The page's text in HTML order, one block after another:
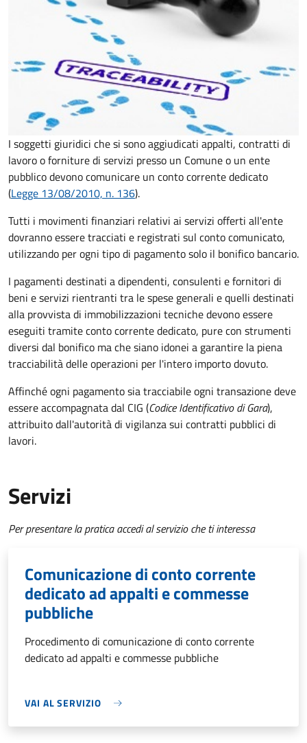
I soggetti giuridici che si sono aggiudicati appalti, contratti di
lavoro o forniture di servizi presso un Comune o un ente
pubblico devono comunicare un conto corrente dedicato
(Legge 13/08/2010, n. 136).
Tutti i movimenti finanziari relativi ai servizi offerti all'ente
dovranno essere tracciati e registrati sul conto comunicato,
utilizzando per ogni tipo di pagamento solo il bonifico bancario.
I pagamenti destinati a dipendenti, consulenti e fornitori di
beni e servizi rientranti tra le spese generali e quelli destinati
alla provvista di immobilizzazioni tecniche devono essere
eseguiti tramite conto corrente dedicato, pure con strumenti
diversi dal bonifico ma che siano idonei a garantire la piena
tracciabilità delle operazioni per l'intero importo dovuto.
Affinché ogni pagamento sia tracciabile ogni transazione deve
essere accompagnata dal CIG (Codice Identificativo di Gara),
attribuito dall'autorità di vigilanza sui contratti pubblici di
lavori.
Servizi
Per presentare la pratica accedi al servizio che ti interessa
Comunicazione di conto corrente
dedicato ad appalti e commesse
pubbliche
Procedimento di comunicazione di conto corrente
dedicato ad appalti e commesse pubbliche
VAI AL SERVIZIO